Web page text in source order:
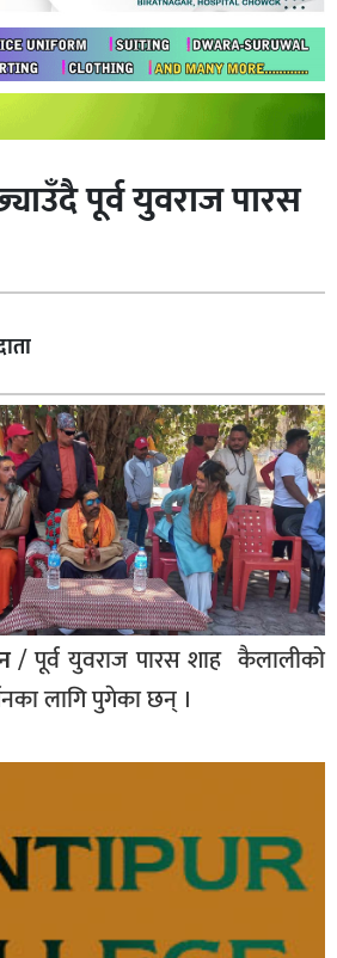
पूर्व युवराज पारस
/ पूर्व युवराज पारस शाह कैलालीको
लागि पुगेका छन् ।